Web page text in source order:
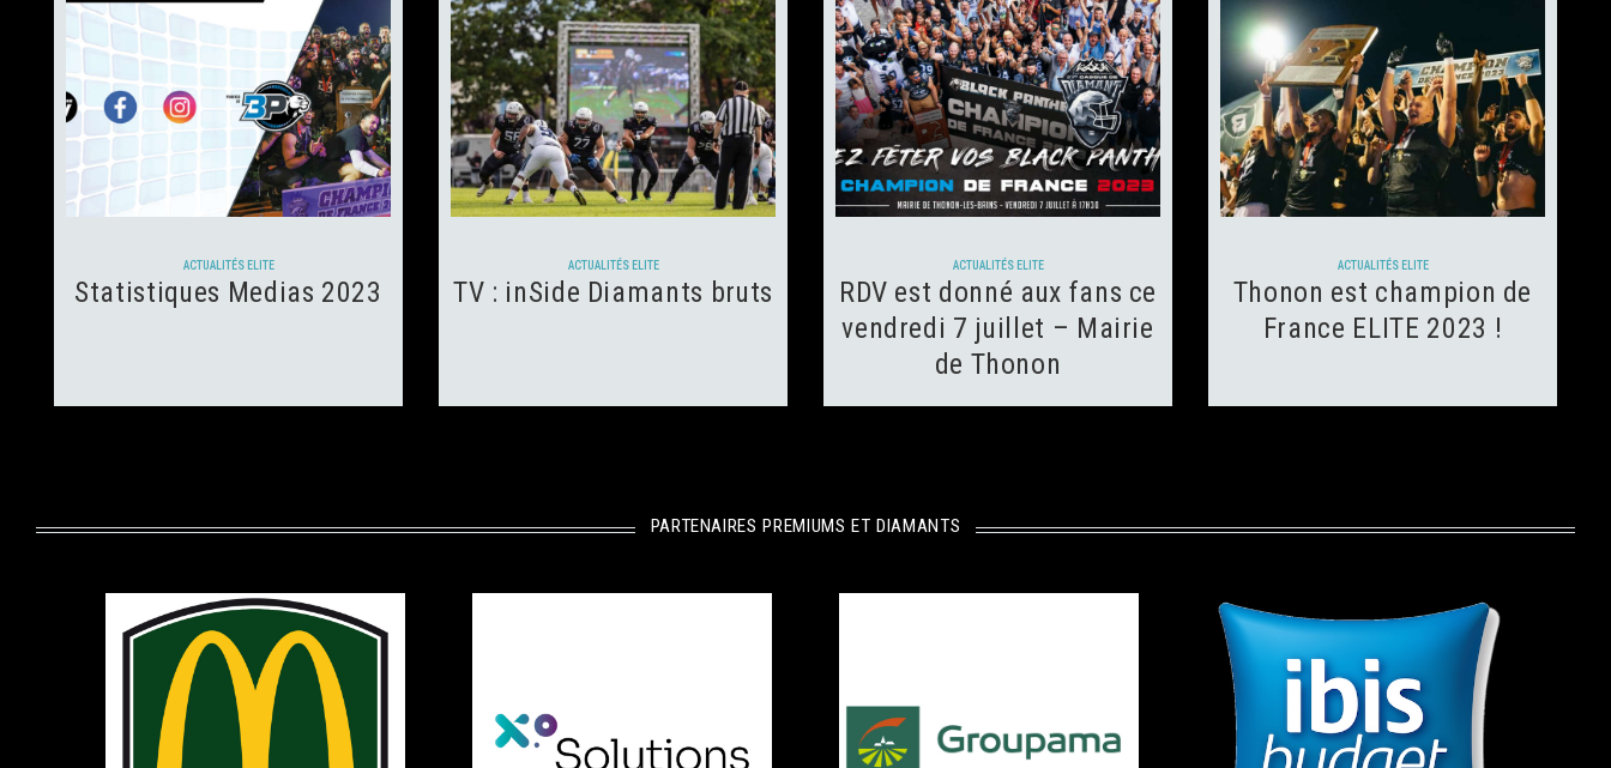
12 juillet 2023 114 Views
0 Likes
ACTUALITÉS ELITE
Statistiques Medias 2023
12 juillet 2023 113 Views
1 Like
ACTUALITÉS ELITE
TV : inSide Diamants bruts
5 juillet 2023 101 Views
0 Likes
ACTUALITÉS ELITE
RDV est donné aux fans ce
vendredi 7 juillet – Mairie
de Thonon
3 juillet 2023 83 Views
0 Likes
ACTUALITÉS ELITE
Thonon est champion de
France ELITE 2023 !
PARTENAIRES PREMIUMS ET DIAMANTS